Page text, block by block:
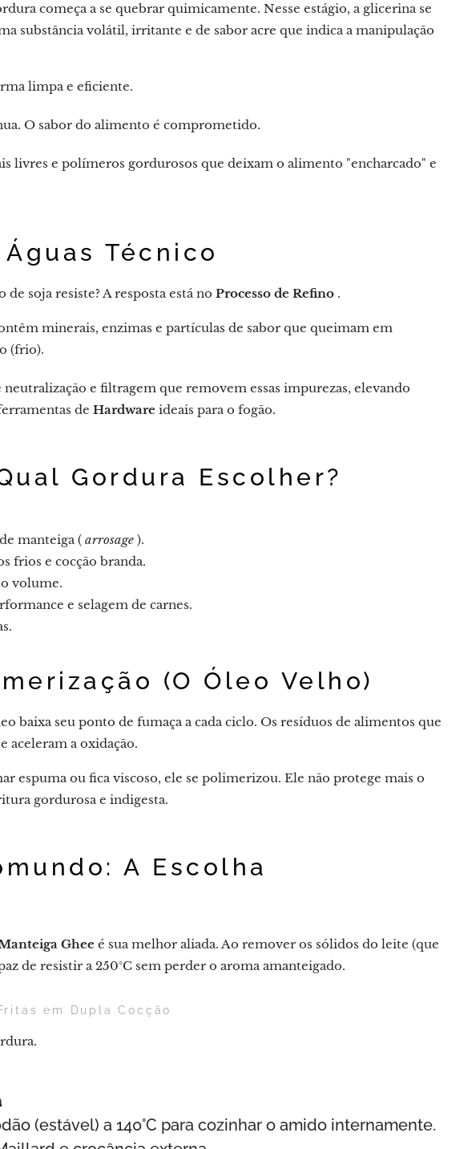
começa a se quebrar quimicamente. Nesse estágio, a glicerina se
substância volátil, irritante e de sabor acre que indica a manipulação
limpa e eficiente.
O sabor do alimento é comprometido.
livres e polímeros gordurosos que deixam o alimento "encharcado" e
Técnico
soja resiste? A resposta está no Processo de Refino .
minerais, enzimas e partículas de sabor que queimam em
(frio).
neutralização e filtragem que removem essas impurezas, elevando
de Hardware ideais para o fogão.
Gordura Escolher?
manteiga ( arrosage ).
frios e cocção branda.
volume.
e selagem de carnes.
(O Óleo Velho)
baixa seu ponto de fumaça a cada ciclo. Os resíduos de alimentos que
aceleram a oxidação.
espuma ou fica viscoso, ele se polimerizou. Ele não protege mais o
gordurosa e indigesta.
A Escolha
Ghee é sua melhor aliada. Ao remover os sólidos do leite (que
de resistir a 250°C sem perder o aroma amanteigado.
em Dupla Cocção
(estável) a 140°C para cozinhar o amido internamente.